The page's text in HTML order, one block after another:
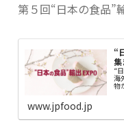
第５回“日本の食品”
“
集
“
海
物
www.jpfood.jp